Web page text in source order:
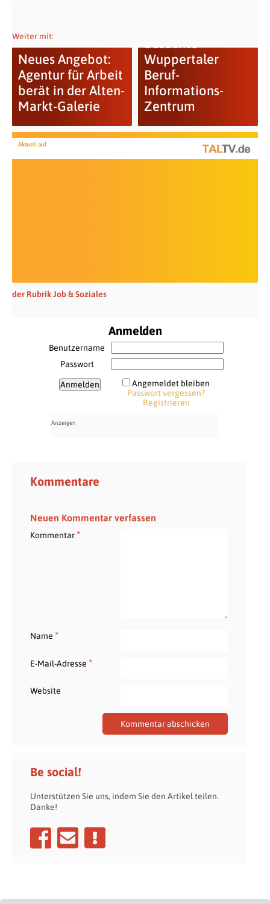
Weiter mit:
Neues Angebot:
Agentur für Arbeit
berät in der Alten-
Markt-Galerie
Wuppertaler
Beruf-
Informations-
Zentrum
Aktuell auf
der Rubrik Job & Soziales
Anmelden
Benutzername
Passwort
Angemeldet bleiben
Passwort vergessen?
Registrieren
Kommentare
Neuen Kommentar verfassen
Kommentar*
Name *
E-Mail-Adresse *
Website
Be social!
Unterstützen Sie uns, indem Sie den Artikel teilen.
Danke!